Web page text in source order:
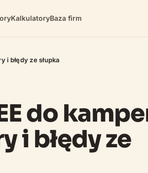
KalkulatoryBaza firm
i błędy ze słupka
do
i błędy ze